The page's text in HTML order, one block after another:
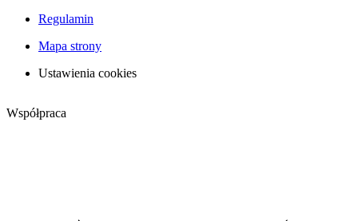
Regulamin
Mapa strony
Ustawienia cookies
Współpraca